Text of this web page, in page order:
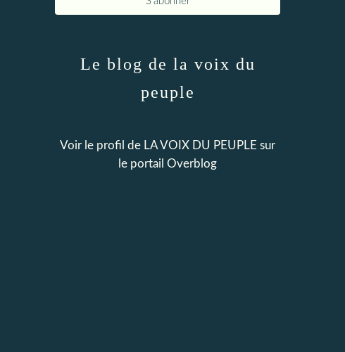
Le blog de la voix du
peuple
Voir le profil de LA VOIX DU PEUPLE sur
le portail Overblog